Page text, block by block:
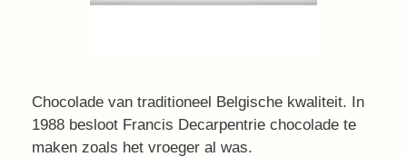
Chocolade van traditioneel Belgische kwaliteit. In
1988 besloot Francis Decarpentrie chocolade te
maken zoals het vroeger al was.